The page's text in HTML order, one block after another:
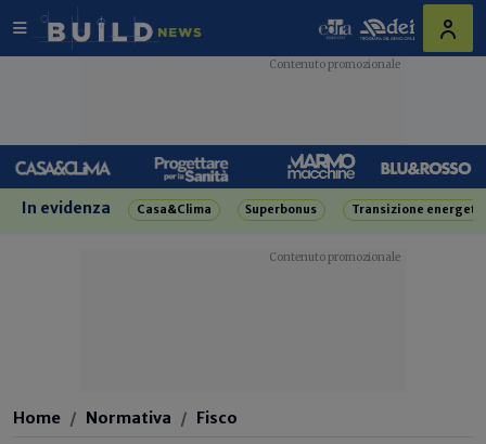
In evidenza Casa&Clima Superbonus Transizione
Home Normativa Fisco